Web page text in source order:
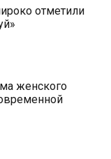
отметили
женского